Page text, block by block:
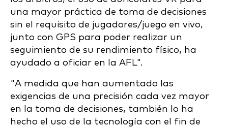
una mayor práctica de toma de decisiones
sin el requisito de jugadores/juego en vivo,
junto con GPS para poder realizar un
seguimiento de su rendimiento físico, ha
ayudado a oficiar en la AFL".
"A medida que han aumentado las
exigencias de una precisión cada vez mayor
en la toma de decisiones, también lo ha
hecho el uso de la tecnología con el fin de